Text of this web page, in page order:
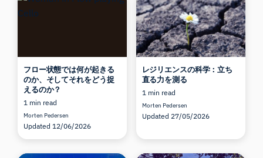
フロー状態では何が起きる
のか、そしてそれをどう捉
えるのか？
1 min read
Morten Pedersen
Updated 12/06/2026
レジリエンスの科学：立ち
直る力を測る
1 min read
Morten Pedersen
Updated 27/05/2026